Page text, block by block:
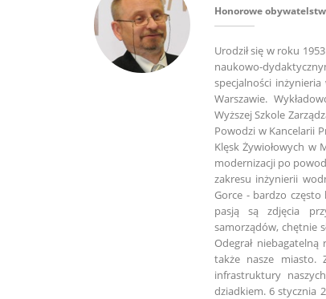
Honorowe
Urodził się w roku
naukowo-
specjalności
Warszawie.
Wyższej Szkole
Powodzi w Kancelarii
Klęsk Żywiołowych w
modernizacji po
zakresu inżynierii
Gorce - bardzo
pasją są zdjęcia
samorządów, chętnie
Odegrał
także nasze miasto.
infrastruktury
dziadkiem. 6 stycznia